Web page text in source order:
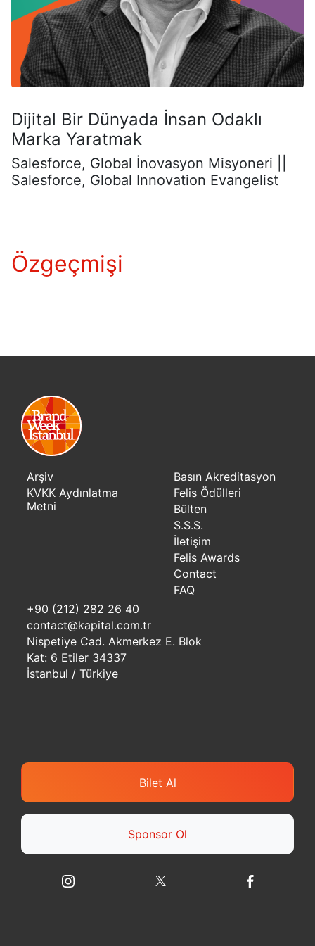
Dijital Bir Dünyada İnsan Odaklı
Marka Yaratmak
Salesforce, Global İnovasyon Misyoneri ||
Salesforce, Global Innovation Evangelist
Özgeçmişi
Arşiv
KVKK Aydınlatma
Metni
Basın Akreditasyon
Felis Ödülleri
Bülten
S.S.S.
İletişim
Felis Awards
Contact
FAQ
+90 (212) 282 26 40
contact@kapital.com.tr
Nispetiye Cad. Akmerkez E. Blok
Kat: 6 Etiler 34337
İstanbul / Türkiye
Bilet Al
Sponsor Ol